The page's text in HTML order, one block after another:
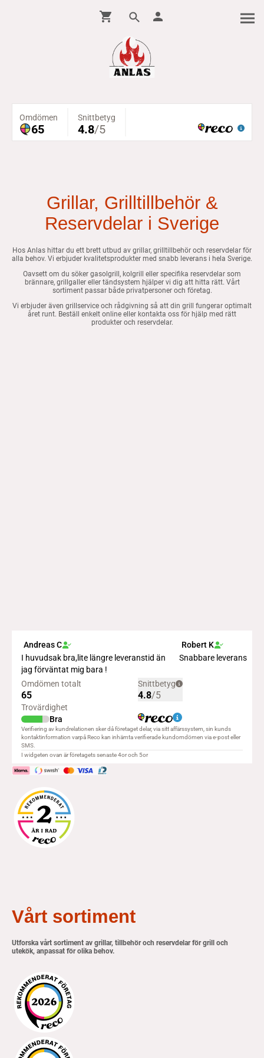
Grillar, Grilltillbehör &
Reservdelar i Sverige
Hos Anlas hittar du ett brett utbud av grillar, grilltillbehör och reservdelar för
alla behov. Vi erbjuder kvalitetsprodukter med snabb leverans i hela Sverige.
Oavsett om du söker gasolgrill, kolgrill eller specifika reservdelar som
brännare, grillgaller eller tändsystem hjälper vi dig att hitta rätt. Vårt
sortiment passar både privatpersoner och företag.
Vi erbjuder även grillservice och rådgivning så att din grill fungerar optimalt
året runt. Beställ enkelt online eller kontakta oss för hjälp med rätt
produkter och reservdelar.
Vårt sortiment
Utforska vårt sortiment av grillar, tillbehör och reservdelar för grill och
utekök, anpassat för olika behov.